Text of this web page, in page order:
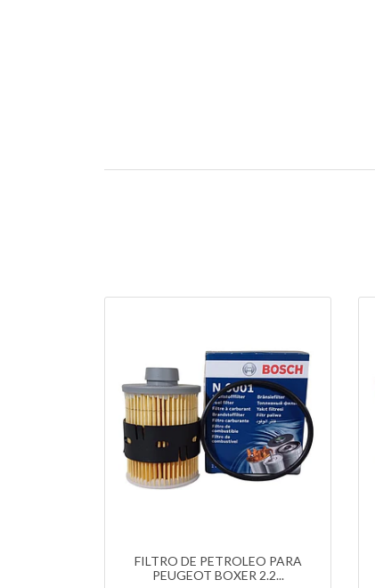
FILTRO DE PETROLEO PARA
PEUGEOT BOXER 2.2...